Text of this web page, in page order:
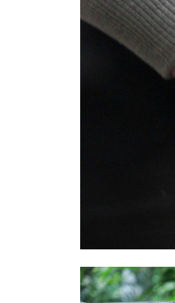
Задержан